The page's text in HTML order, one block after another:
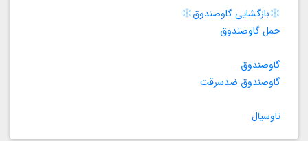
بازگشایی گاوصندوق
حمل گاوصندوق
گاوصندوق
گاوصندوق ضدسرقت
تاوسیال